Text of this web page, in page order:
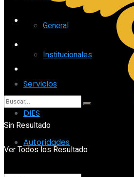
Servicios
Sin Resultado
Ver Todos los Resultado
General
Institucionales
Servicios
DIES
Autoridades